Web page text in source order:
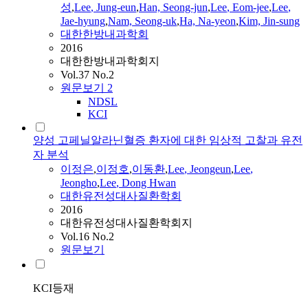
성,Lee, Jung-eun,Han, Seong-jun,Lee, Eom-jee,Lee,
Jae-hyung,Nam, Seong-uk,Ha, Na-yeon,Kim, Jin-sung
대한한방내과학회
2016
대한한방내과학회지
Vol.37 No.2
원문보기 2
NDSL
KCI
양성 고페닐알라닌혈증 환자에 대한 임상적 고찰과 유전
자 분석
이정은,이정호,이동환,Lee, Jeongeun,Lee,
Jeongho,Lee, Dong Hwan
대한유전성대사질환학회
2016
대한유전성대사질환학회지
Vol.16 No.2
원문보기
KCI등재